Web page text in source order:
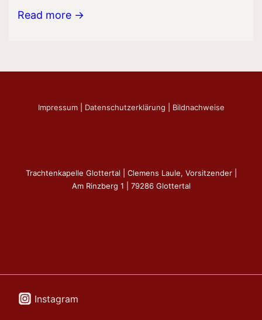
Patrozinium
der
Read more →
Impressum| Datenschutzerklärung Bildnachweise
Trachtenkapelle Glottertal | Clemens Laule, Vorsitzender |
Am Rinzberg 1 | 79286 Glottertal
Instagram